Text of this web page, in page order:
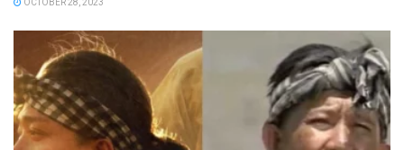
OCTOBER 28, 2023